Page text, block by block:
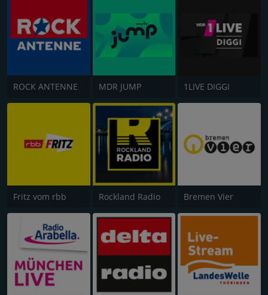
ROCK ANTENNE MDR JUMP 1LIVE DIGGI
Fritz vom rbb Rockland Radio Bremen Vier